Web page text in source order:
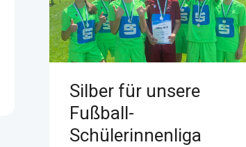
Silber für unsere
Fußball-
Schülerinnenliga